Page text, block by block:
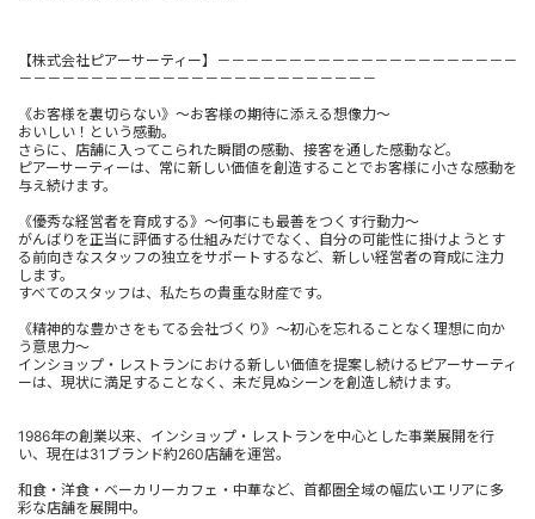
【株式会社ピアーサーティー】－－－－－－－－－－－－－－－－－－－－－
－－－－－－－－－－－－－－－－－－－－－－－－－
《お客様を裏切らない》～お客様の期待に添える想像力～
おいしい！という感動。
さらに、店舗に入ってこられた瞬間の感動、接客を通した感動など。
ピアーサーティーは、常に新しい価値を創造することでお客様に小さな感動を
与え続けます。
《優秀な経営者を育成する》～何事にも最善をつくす行動力～
がんばりを正当に評価する仕組みだけでなく、自分の可能性に掛けようとす
る前向きなスタッフの独立をサポートするなど、新しい経営者の育成に注力
します。
すべてのスタッフは、私たちの貴重な財産です。
《精神的な豊かさをもてる会社づくり》～初心を忘れることなく理想に向か
う意思力～
インショップ・レストランにおける新しい価値を提案し続けるピアーサーティ
ーは、現状に満足することなく、未だ見ぬシーンを創造し続けます。
1986年の創業以来、インショップ・レストランを中心とした事業展開を行
い、現在は31ブランド約260店舗を運営。
和食・洋食・ベーカリーカフェ・中華など、首都圏全域の幅広いエリアに多
彩な店舗を展開中。